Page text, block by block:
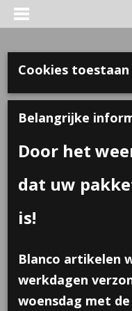
Home>Traktaties>
Cookies
Belangrijke
Door het
dat uw
is!
Blanco artikelen
werkdagen
woensdag met